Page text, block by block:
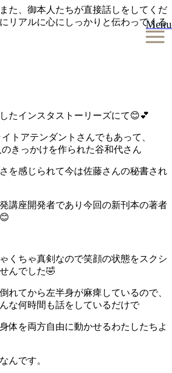
Menu
た、御本人たちが直接話しをしてくだ
リアルに心にしっかりと伝わってくる
たインスタストーリーズにて😊💕
トアテンダントさんでもあって、
きっかけを作られた谷和代さん
を感じられて今は佐藤さんの秘書され
講座開発者であり今回の新刊本の著者
くちゃ真剣なので笑顔の状態をスクシ
んでした🤣
れてから左半身が麻痺しているので、
な何時間も話をしているだけで
体を両方自由に動かせるわたしたちよ
んです。